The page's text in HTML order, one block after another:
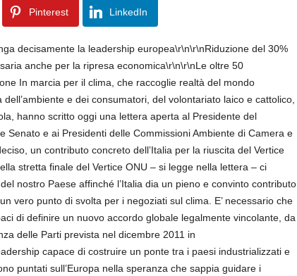
Pinterest LinkedIn
decisamente la leadership europea\r\n\r\nRiduzione del 30%
anche per la ripresa economica\r\n\r\nLe oltre 50
In marcia per il clima, che raccoglie realtà del mondo
e dei consumatori, del volontariato laico e cattolico,
hanno scritto oggi una lettera aperta al Presidente del
Senato e ai Presidenti delle Commissioni Ambiente di Camera e
un contributo concreto dell’Italia per la riuscita del Vertice
stretta finale del Vertice ONU – si legge nella lettera – ci
nostro Paese affinché l’Italia dia un pieno e convinto contributo
vero punto di svolta per i negoziati sul clima. E’ necessario che
di definire un nuovo accordo globale legalmente vincolante, da
delle Parti prevista nel dicembre 2011 in
capace di costruire un ponte tra i paesi industrializzati e
puntati sull’Europa nella speranza che sappia guidare i